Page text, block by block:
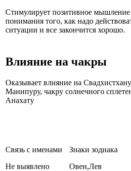
Стимулирует позитивное
понимания того, как надо
ситуации и все закончится хорошо.
Влияние на чакры
Оказывает влияние на
Манипуру, чакру солнечного
Анахату
Связь с именами
Не выявлено
Знаки зодиака
Овен,Лев